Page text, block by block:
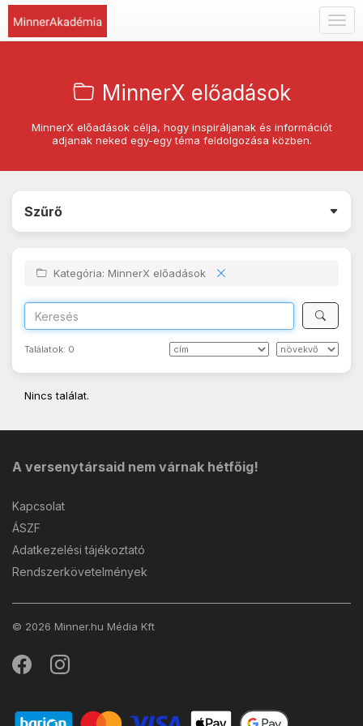
MinnerX előadások
MinnerX előadások célja, hogy inspiráljanak és információt
adjanak neked egy-egy téma feldolgozása közben.
Szűrő
Kategória: MinnerX előadások
Találatok: 0
Nincs találat.
A versenytársaid nem várnak hétfőig!
Kapcsolat
ÁSZF
Adatkezelési tájékoztató
Rendszerkövetelmények
© 2026 Minner.hu Média Kft